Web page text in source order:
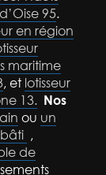
95.
en région
maritime
, et lotisseur
13. Nos
ou un
,
de